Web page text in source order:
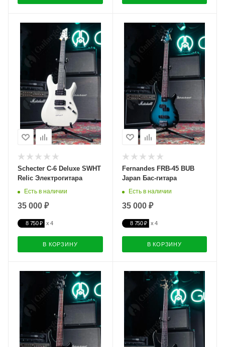
Schecter C-6 Deluxe SWHT
Relic Электрогитара
Есть в наличии
35 000 ₽
8 750 ₽
В КОРЗИНУ
Fernandes FRB-45 BUB
Japan Бас-гитара
Есть в наличии
35 000 ₽
8 750 ₽
В КОРЗИНУ